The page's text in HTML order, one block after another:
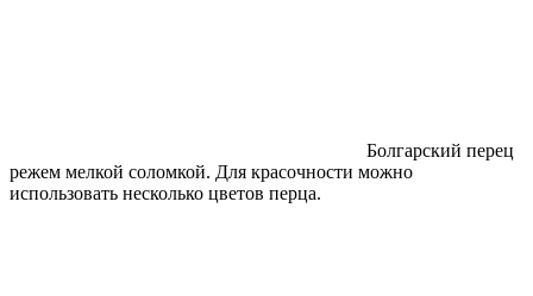
Болгарский перец
режем мелкой соломкой. Для красочности можно
использовать несколько цветов перца.